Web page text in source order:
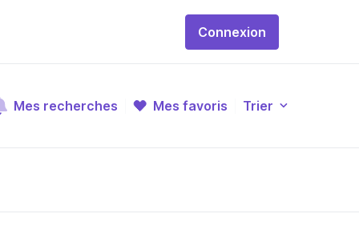
Connexion
Mes recherches Mes favoris Trier